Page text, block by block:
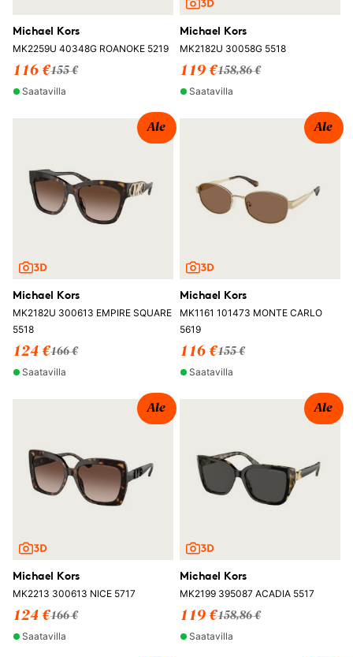
Michael Kors
MK2259U 40348G ROANOKE 5219
116 €155 €
Saatavilla
Michael Kors
MK2182U 30058G 5518
119 €158,86 €
Saatavilla
Ale
Michael Kors
MK2182U 300613 EMPIRE SQUARE
5518
124 €166 €
Saatavilla
Ale
Michael Kors
MK1161 101473 MONTE CARLO
5619
116 €155 €
Saatavilla
Ale
Michael Kors
MK2213 300613 NICE 5717
124 €166 €
Saatavilla
Ale
Michael Kors
MK2199 395087 ACADIA 5517
119 €158,86 €
Saatavilla